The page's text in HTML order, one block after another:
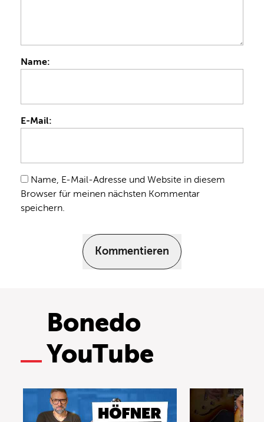
Name:
E-Mail:
Name, E-Mail-Adresse und Website in diesem
Browser für meinen nächsten Kommentar
speichern.
Kommentieren
Bonedo
YouTube